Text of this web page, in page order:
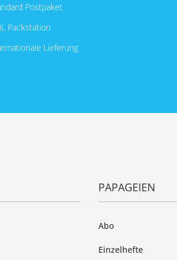
Postpaket
Packstation
Lieferung
PAPAGEIEN
Abo
Einzelhefte